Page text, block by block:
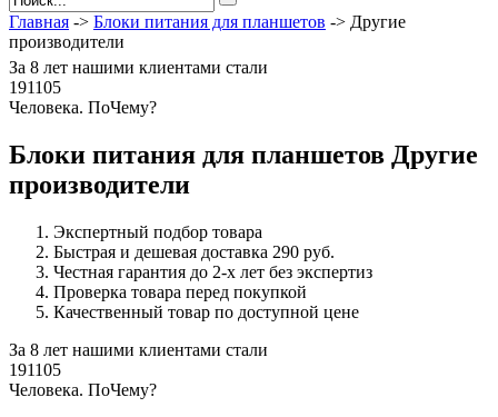
Главная -> Блоки питания для планшетов -> Другие
производители
За 8 лет нашими клиентами стали
191105
Человека. ПоЧему?
Блоки питания для планшетов Другие
производители
Экспертный подбор товара
Быстрая и дешевая доставка 290 руб.
Честная гарантия до 2-х лет без экспертиз
Проверка товара перед покупкой
Качественный товар по доступной цене
За 8 лет нашими клиентами стали
191105
Человека. ПоЧему?